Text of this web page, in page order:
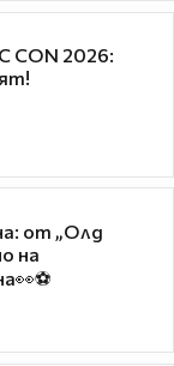
CON 2026:
от „Олд
на